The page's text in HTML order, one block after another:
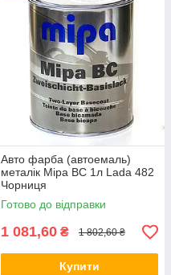
Авто фарба (автоемаль)
металік Mipa BC 1л Lada 482
Чорниця
Готово до відправки
1 081,60 ₴ 1 802,60 ₴
Купити